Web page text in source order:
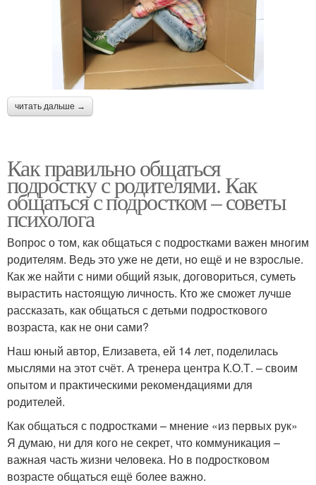
читать дальше →
Как правильно общаться
подростку с родителями. Как
общаться с подростком – советы
психолога
Вопрос о том, как общаться с подростками важен многим
родителям. Ведь это уже не дети, но ещё и не взрослые.
Как же найти с ними общий язык, договориться, суметь
вырастить настоящую личность. Кто же сможет лучше
рассказать, как общаться с детьми подросткового
возраста, как не они сами?
Наш юный автор, Елизавета, ей 14 лет, поделилась
мыслями на этот счёт. А тренера центра К.О.Т. – своим
опытом и практическими рекомендациями для
родителей.
Как общаться с подростками – мнение «из первых рук»
Я думаю, ни для кого не секрет, что коммуникация –
важная часть жизни человека. Но в подростковом
возрасте общаться ещё более важно.